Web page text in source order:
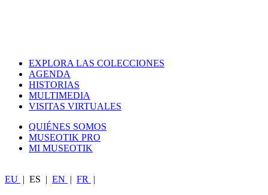
EXPLORA LAS COLECCIONES
AGENDA
HISTORIAS
MULTIMEDIA
VISITAS VIRTUALES
QUIÉNES SOMOS
MUSEOTIK PRO
MI MUSEOTIK
EU | ES | EN | FR |